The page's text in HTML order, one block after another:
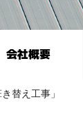
会社概要
替え工事」